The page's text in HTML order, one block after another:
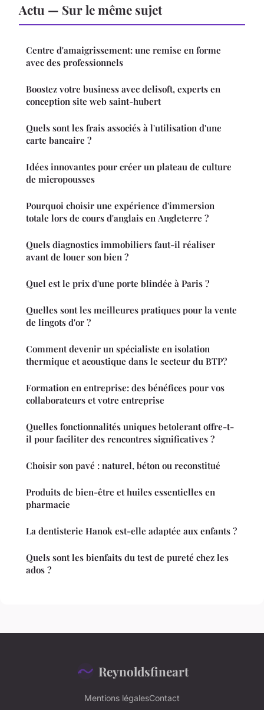
Actu — Sur le même sujet
Centre d'amaigrissement: une remise en forme
avec des professionnels
Boostez votre business avec delisoft, experts en
conception site web saint-hubert
Quels sont les frais associés à l'utilisation d'une
carte bancaire ?
Idées innovantes pour créer un plateau de culture
de micropousses
Pourquoi choisir une expérience d'immersion
totale lors de cours d'anglais en Angleterre ?
Quels diagnostics immobiliers faut-il réaliser
avant de louer son bien ?
Quel est le prix d'une porte blindée à Paris ?
Quelles sont les meilleures pratiques pour la vente
de lingots d'or ?
Comment devenir un spécialiste en isolation
thermique et acoustique dans le secteur du BTP?
Formation en entreprise: des bénéfices pour vos
collaborateurs et votre entreprise
Quelles fonctionnalités uniques betolerant offre-t-
il pour faciliter des rencontres significatives ?
Choisir son pavé : naturel, béton ou reconstitué
Produits de bien-être et huiles essentielles en
pharmacie
La dentisterie Hanok est-elle adaptée aux enfants ?
Quels sont les bienfaits du test de pureté chez les
ados ?
Reynoldsfineart
Mentions légalesContact